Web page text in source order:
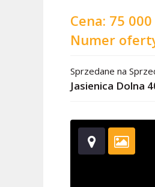
Cena: 75 000
Numer
Sprzedane na
Jasienica Dolna